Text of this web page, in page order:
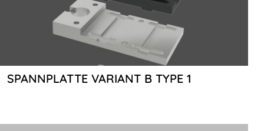
SPANNPLATTE VARIANT B TYPE 1